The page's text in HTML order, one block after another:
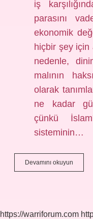
iş
parasını
ekonomik
hiçbir şey için
nedenle,
malının
olarak
ne kadar
çünkü
sisteminin…
Devamını okuyun
Faiz
https://warriforum.com